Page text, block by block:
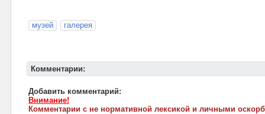
музей галерея
Комментарии:
Добавить комментарий:
Внимание!
Комментарии с не нормативной лексикой и личными